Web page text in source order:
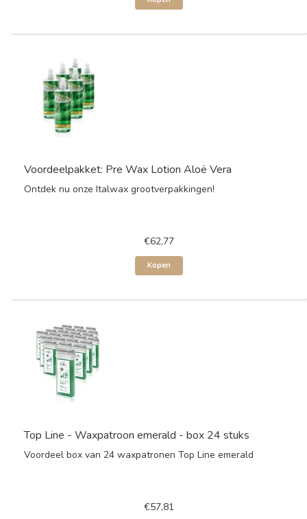
Voordeelpakket: Pre Wax Lotion Aloë Vera
Ontdek nu onze Italwax grootverpakkingen!
€62,77
Kopen
Top Line - Waxpatroon emerald - box 24 stuks
Voordeel box van 24 waxpatronen Top Line emerald
€57,81